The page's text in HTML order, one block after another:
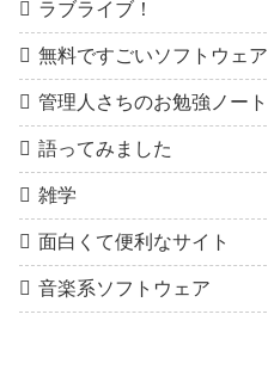
ラブライブ！
無料ですごいソフトウェア
管理人さちのお勉強ノート
語ってみました
雑学
面白くて便利なサイト
音楽系ソフトウェア